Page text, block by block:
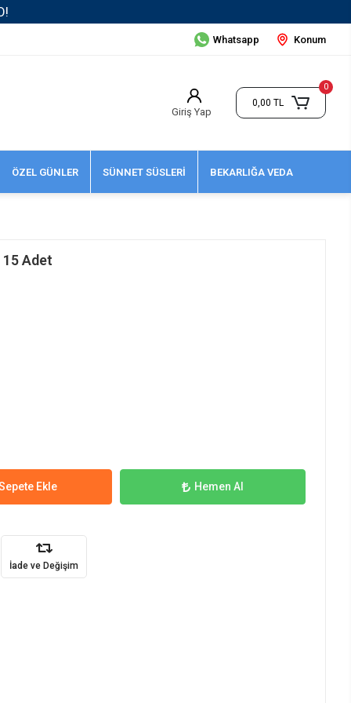
Whatsapp Konum
Giriş Yap
0
0,00 TL
ÖZEL GÜNLER SÜNNET SÜSLERİ BEKARLIĞA VEDA
Adet
Ekle Hemen Al
İade ve Değişim